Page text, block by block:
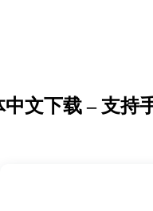
文下载 – 支持